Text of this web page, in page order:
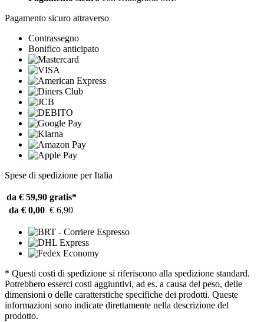
Pagamento sicuro attraverso
Contrassegno
Bonifico anticipato
Spese di spedizione per Italia
da € 59,90 gratis*
da € 0,00 € 6,90
* Questi costi di spedizione si riferiscono alla spedizione standard.
Potrebbero esserci costi aggiuntivi, ad es. a causa del peso, delle
dimensioni o delle caratterstiche specifiche dei prodotti. Queste
informazioni sono indicate direttamente nella descrizione del
prodotto.